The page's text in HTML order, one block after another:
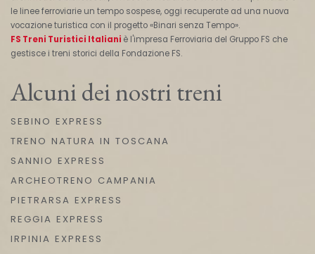
le linee ferroviarie un tempo sospese, oggi recuperate ad una nuova
vocazione turistica con il progetto «Binari senza Tempo».
FS Treni Turistici Italiani è l'impresa Ferroviaria del Gruppo FS che
gestisce i treni storici della Fondazione FS.
Alcuni dei nostri treni
SEBINO EXPRESS
TRENO NATURA IN TOSCANA
SANNIO EXPRESS
ARCHEOTRENO CAMPANIA
PIETRARSA EXPRESS
REGGIA EXPRESS
IRPINIA EXPRESS